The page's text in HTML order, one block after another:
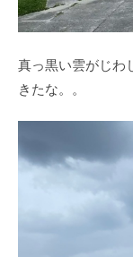
真っ黒い雲がじわ
きたな。。